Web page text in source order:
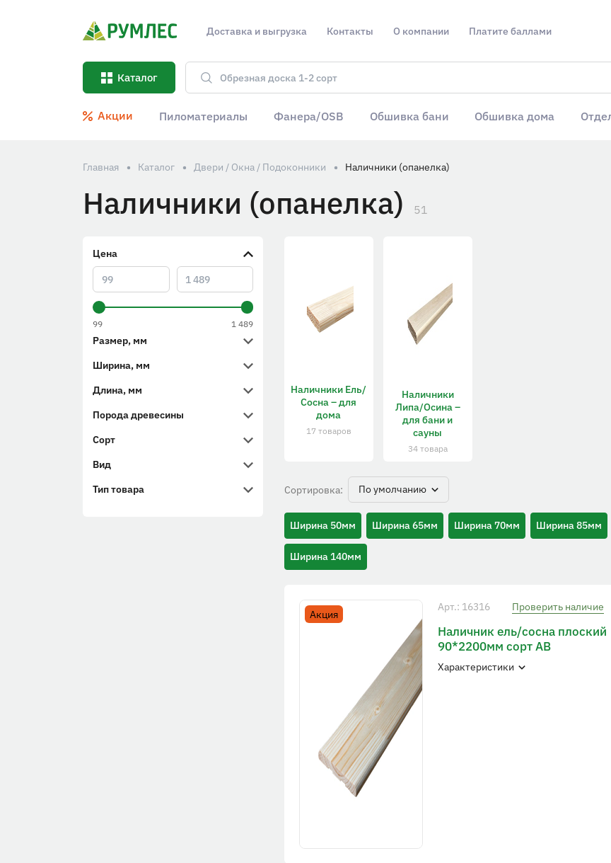
Доставка и выгрузка Контакты О компании Платите баллами
Каталог
Акции Пиломатериалы Фанера/OSB Обшивка бани Обшивка дома
Главная Каталог Двери / Окна / Подоконники Наличники (опанелка)
Наличники (опанелка) 51
Наличники Ель/
Сосна – для
дома
17 товаров
Наличники
Липа/Осина –
для бани и
сауны
34 товара
Сортировка: По умолчанию
Ширина 50мм Ширина 65мм Ширина 70мм Ширина 85мм
Ширина 140мм
Акция
Арт.: 16316 Проверить наличие
Наличник ель/сосна плоский
90*2200мм сорт АВ
Характеристики
Цена
99 1 489
Размер, мм
Ширина, мм
Длина, мм
Порода древесины
Сорт
Вид
Тип товара